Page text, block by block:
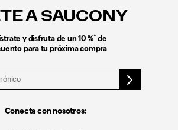
A SAUCONY
y disfruta de un 10 %* de
para tu próxima compra
Conecta con nosotros: